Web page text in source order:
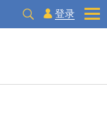
登录